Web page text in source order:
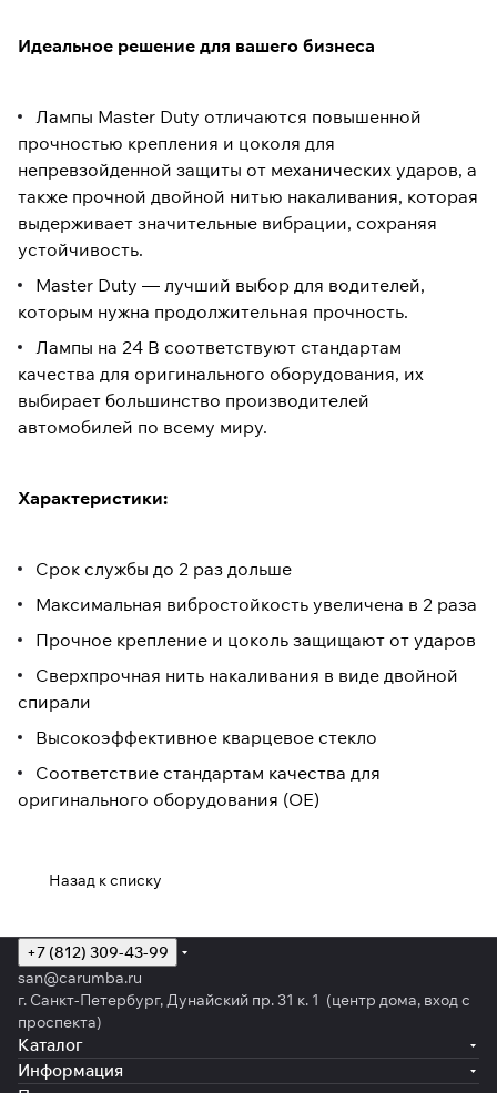
Идеальное решение для вашего бизнеса
Лампы Master Duty отличаются повышенной
прочностью крепления и цоколя для
непревзойденной защиты от механических ударов, а
также прочной двойной нитью накаливания, которая
выдерживает значительные вибрации, сохраняя
устойчивость.
Master Duty — лучший выбор для водителей,
которым нужна продолжительная прочность.
Лампы на 24 В соответствуют стандартам
качества для оригинального оборудования, их
выбирает большинство производителей
автомобилей по всему миру.
Характеристики:
Срок службы до 2 раз дольше
Максимальная вибростойкость увеличена в 2 раза
Прочное крепление и цоколь защищают от ударов
Сверхпрочная нить накаливания в виде двойной
спирали
Высокоэффективное кварцевое стекло
Соответствие стандартам качества для
оригинального оборудования (OE)
Назад к списку
+7 (812) 309-43-99
san@carumba.ru
г. Санкт-Петербург, Дунайский пр. 31 к. 1 (центр дома, вход с
проспекта)
Каталог
Информация